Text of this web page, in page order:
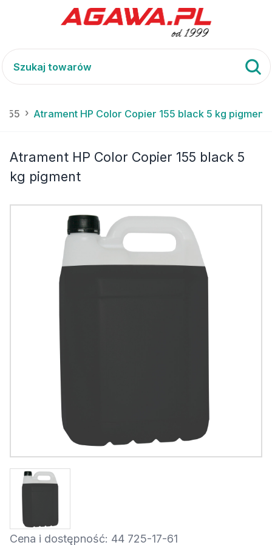
Atrament HP Color Copier 155 black 5 kg pigment
Atrament HP Color Copier 155 black 5
kg pigment
Cena i dostępność: 44 725-17-61